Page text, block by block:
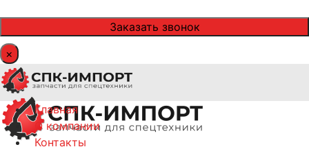
×
Главная
О компании
Контакты